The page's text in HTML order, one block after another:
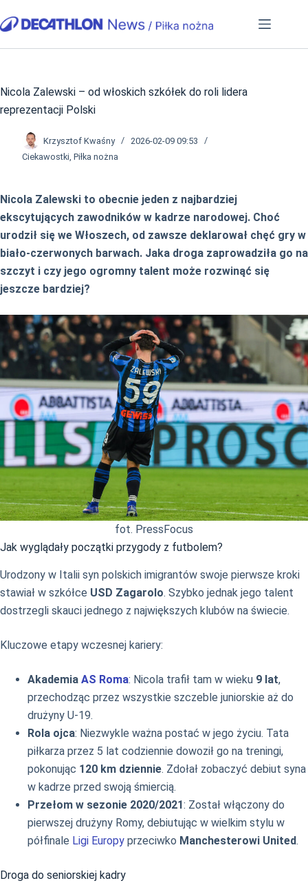
do
Nicola Zalewski – od włoskich szkółek do roli lidera
reprezentacji Polski
Krzysztof Kwaśny
2026-02-09 09:53
Ciekawostki, Piłka nożna
Nicola Zalewski to obecnie jeden z najbardziej
ekscytujących zawodników w kadrze narodowej. Choć
urodził się we Włoszech, od zawsze deklarował chęć gry w
biało-czerwonych barwach. Jaka droga zaprowadziła go na
szczyt i czy jego ogromny talent może rozwinąć się
jeszcze bardziej?
fot. PressFocus
Jak wyglądały początki przygody z futbolem?
Urodzony w Italii syn polskich imigrantów swoje pierwsze kroki
stawiał w szkółce USD Zagarolo. Szybko jednak jego talent
dostrzegli skauci jednego z największych klubów na świecie.
Kluczowe etapy wczesnej kariery:
Akademia AS Roma: Nicola trafił tam w wieku 9 lat,
przechodząc przez wszystkie szczeble juniorskie aż do
drużyny U-19.
Rola ojca: Niezwykle ważna postać w jego życiu. Tata
piłkarza przez 5 lat codziennie dowoził go na treningi,
pokonując 120 km dziennie. Zdołał zobaczyć debiut syna
w kadrze przed swoją śmiercią.
Przełom w sezonie 2020/2021: Został włączony do
pierwszej drużyny Romy, debiutując w wielkim stylu w
półfinale Ligi Europy przeciwko Manchesterowi United.
Droga do seniorskiej kadry